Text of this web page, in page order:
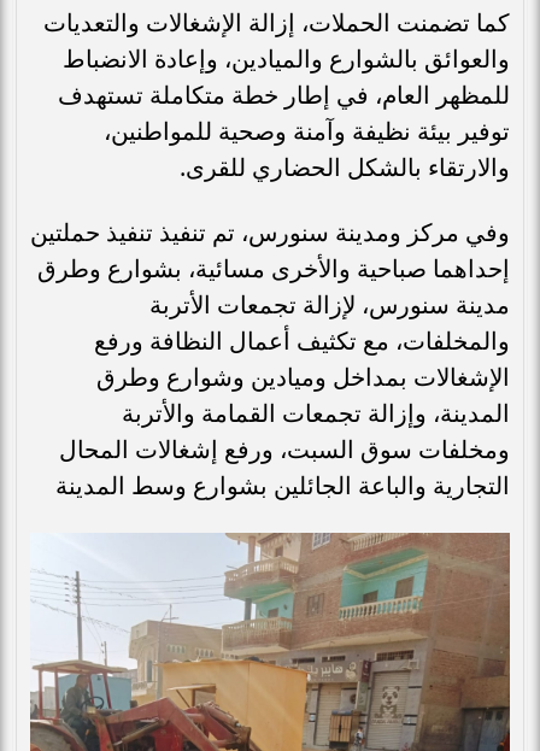
كما تضمنت الحملات، إزالة الإشغالات والتعديات
والعوائق بالشوارع والميادين، وإعادة الانضباط
للمظهر العام، في إطار خطة متكاملة تستهدف
توفير بيئة نظيفة وآمنة وصحية للمواطنين،
والارتقاء بالشكل الحضاري للقرى.
وفي مركز ومدينة سنورس، تم تنفيذ تنفيذ حملتين
إحداهما صباحية والأخرى مسائية، بشوارع وطرق
مدينة سنورس، لإزالة تجمعات الأتربة
والمخلفات، مع تكثيف أعمال النظافة ورفع
الإشغالات بمداخل وميادين وشوارع وطرق
المدينة، وإزالة تجمعات القمامة والأتربة
ومخلفات سوق السبت، ورفع إشغالات المحال
التجارية والباعة الجائلين بشوارع وسط المدينة